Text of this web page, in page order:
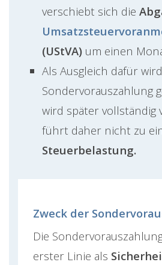
verschiebt sich die
(UStVA) um einen
Als Ausgleich dafür
Sondervorauszahlung
wird später vollständig
führt daher nicht zu
Steuerbelastung.
Zweck der
Die
erster Linie als